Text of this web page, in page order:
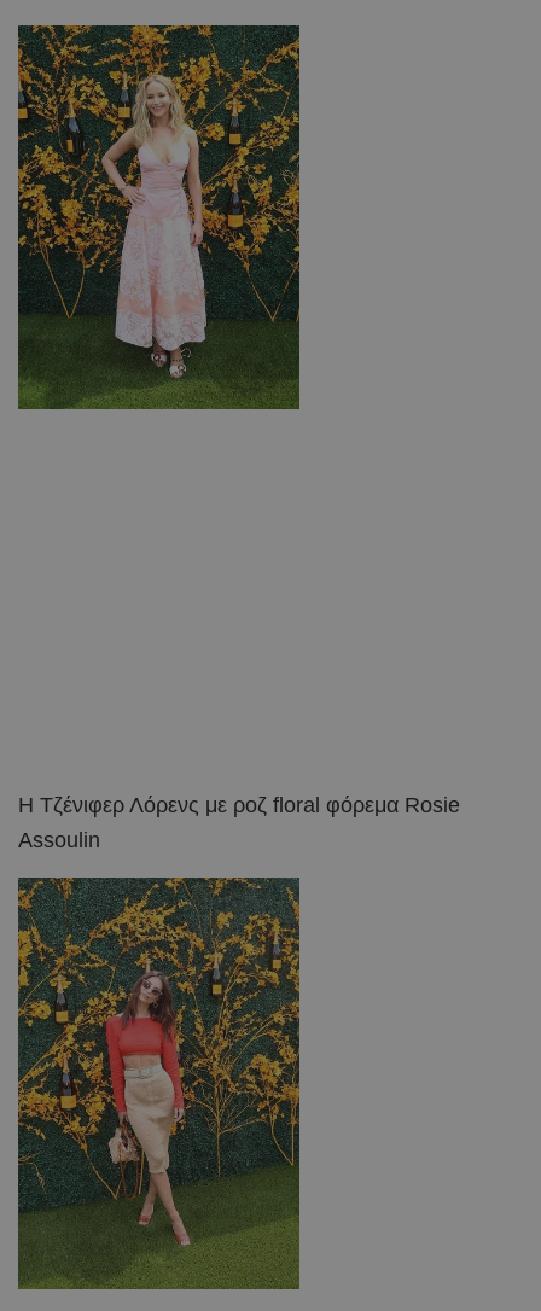
Η Τζένιφερ Λόρενς με ροζ floral φόρεμα Rosie
Assoulin